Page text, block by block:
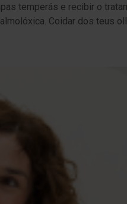
temperás e recibir o
Coidar dos teus